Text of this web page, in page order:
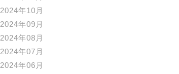
2024年10月
2024年09月
2024年08月
2024年07月
2024年06月